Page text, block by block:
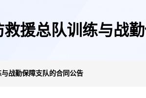
援总队训练与战
战勤保障支队的合同公告